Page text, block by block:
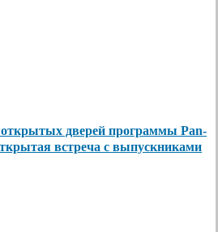
дверей программы Pan-
встреча с выпускниками